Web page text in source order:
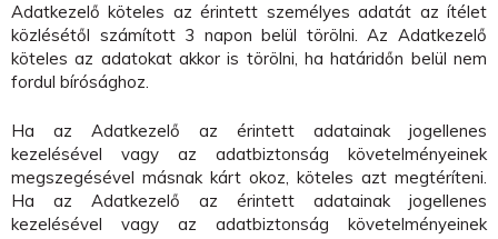
Adatkezelő köteles az érintett személyes adatát az ítélet
közlésétől számított 3 napon belül törölni. Az Adatkezelő
köteles az adatokat akkor is törölni, ha határidőn belül nem
fordul bírósághoz.
Ha az Adatkezelő az érintett adatainak jogellenes
kezelésével vagy az adatbiztonság követelményeinek
megszegésével másnak kárt okoz, köteles azt megtéríteni.
Ha az Adatkezelő az érintett adatainak jogellenes
kezelésével vagy az adatbiztonság követelményeinek